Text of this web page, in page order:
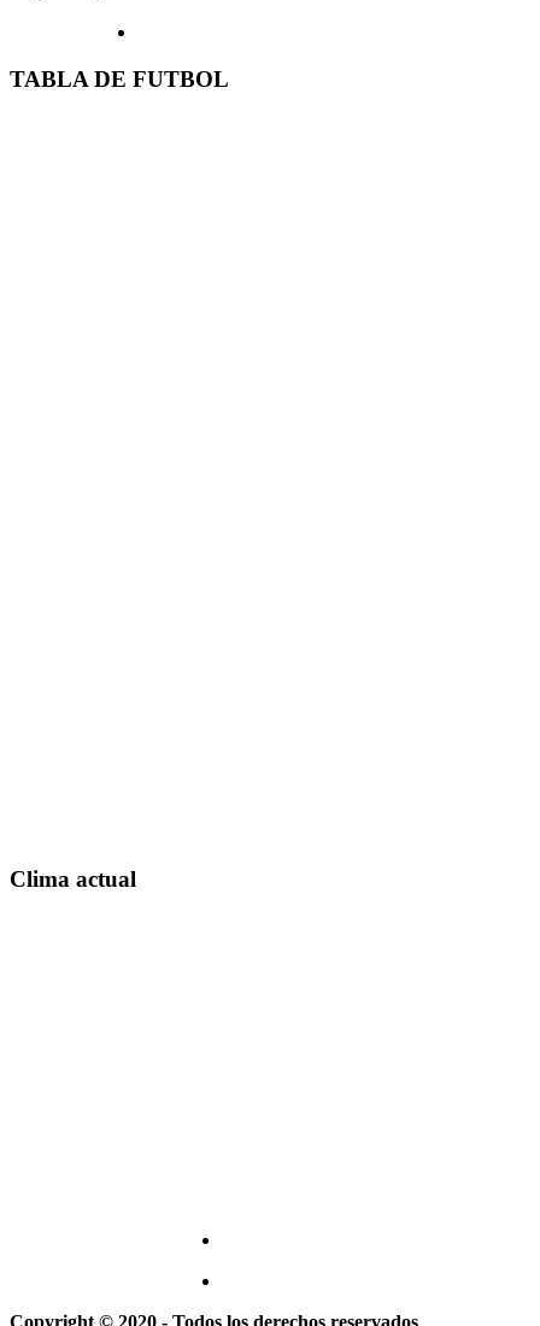
TABLA DE FUTBOL
Clima actual
Copyright © 2020 - Todos los derechos reservados